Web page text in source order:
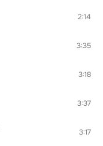
2:14
3:35
3:18
3:37
3:17